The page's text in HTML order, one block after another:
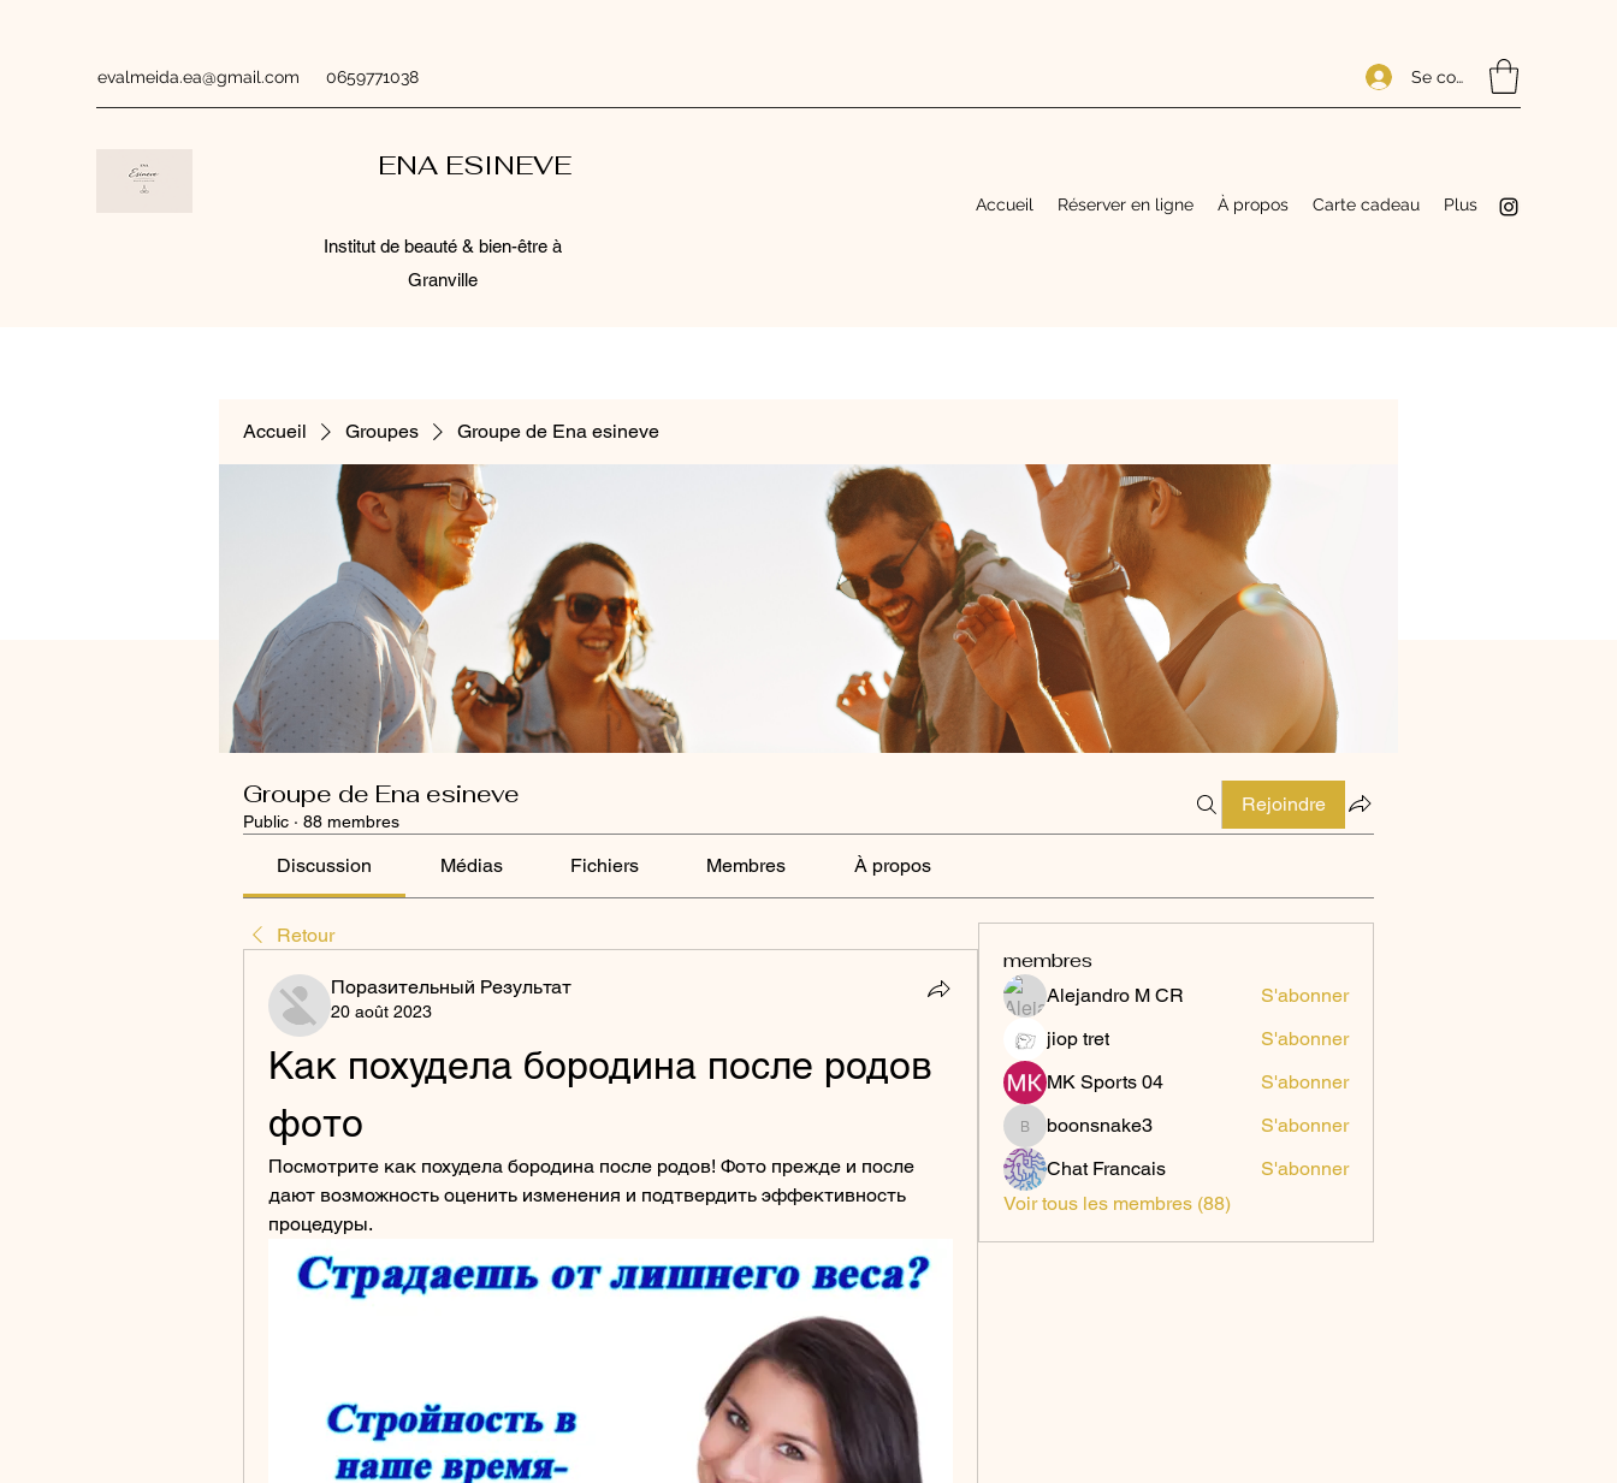
evalmeida.ea@gmail.com 0659771038 Se connecter
ENA ESINEVE
Accueil Réserver en ligne À propos Carte cadeau Plus
Institut de beauté & bien-être à
Granville
Accueil Groupes Groupe de Ena esineve
Groupe de Ena esineve
Public · 88 membres
Rejoindre
Discussion Médias Fichiers Membres À propos
Retour
Поразительный Результат
20 août 2023
Как похудела бородина после родов
фото
Посмотрите как похудела бородина после родов! Фото прежде и после
дают возможность оценить изменения и подтвердить эффективность
процедуры.
membres
Alejandro M CR
S'abonner
jiop tret
S'abonner
MK Sports 04
S'abonner
boonsnake3
boonsnake3
S'abonner
Chat Francais
S'abonner
Voir tous les membres (88)